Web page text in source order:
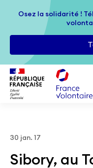
Passer au contenu
Osez la solidarité !
Osez la solidarité !
30 jan. 17
Sibory, au